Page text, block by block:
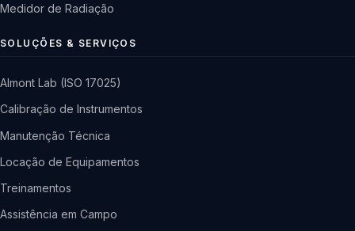
Medidor de Radiação
SOLUÇÕES & SERVIÇOS
Almont Lab (ISO 17025)
Calibração de Instrumentos
Manutenção Técnica
Locação de Equipamentos
Treinamentos
Assistência em Campo